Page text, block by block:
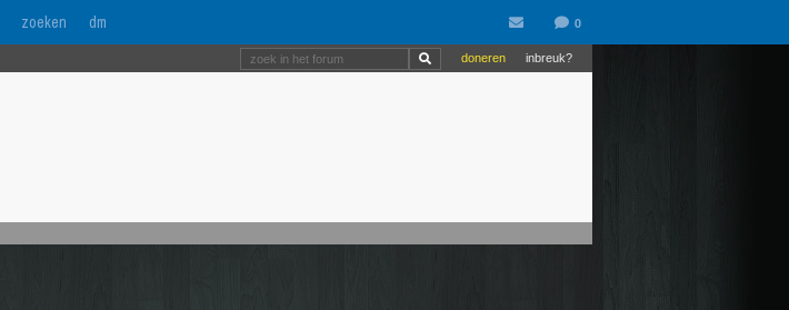
zoeken dm
inbreuk?
doneren